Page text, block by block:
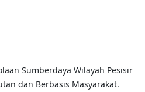
Sumberdaya Wilayah Pesisir
dan Berbasis Masyarakat.